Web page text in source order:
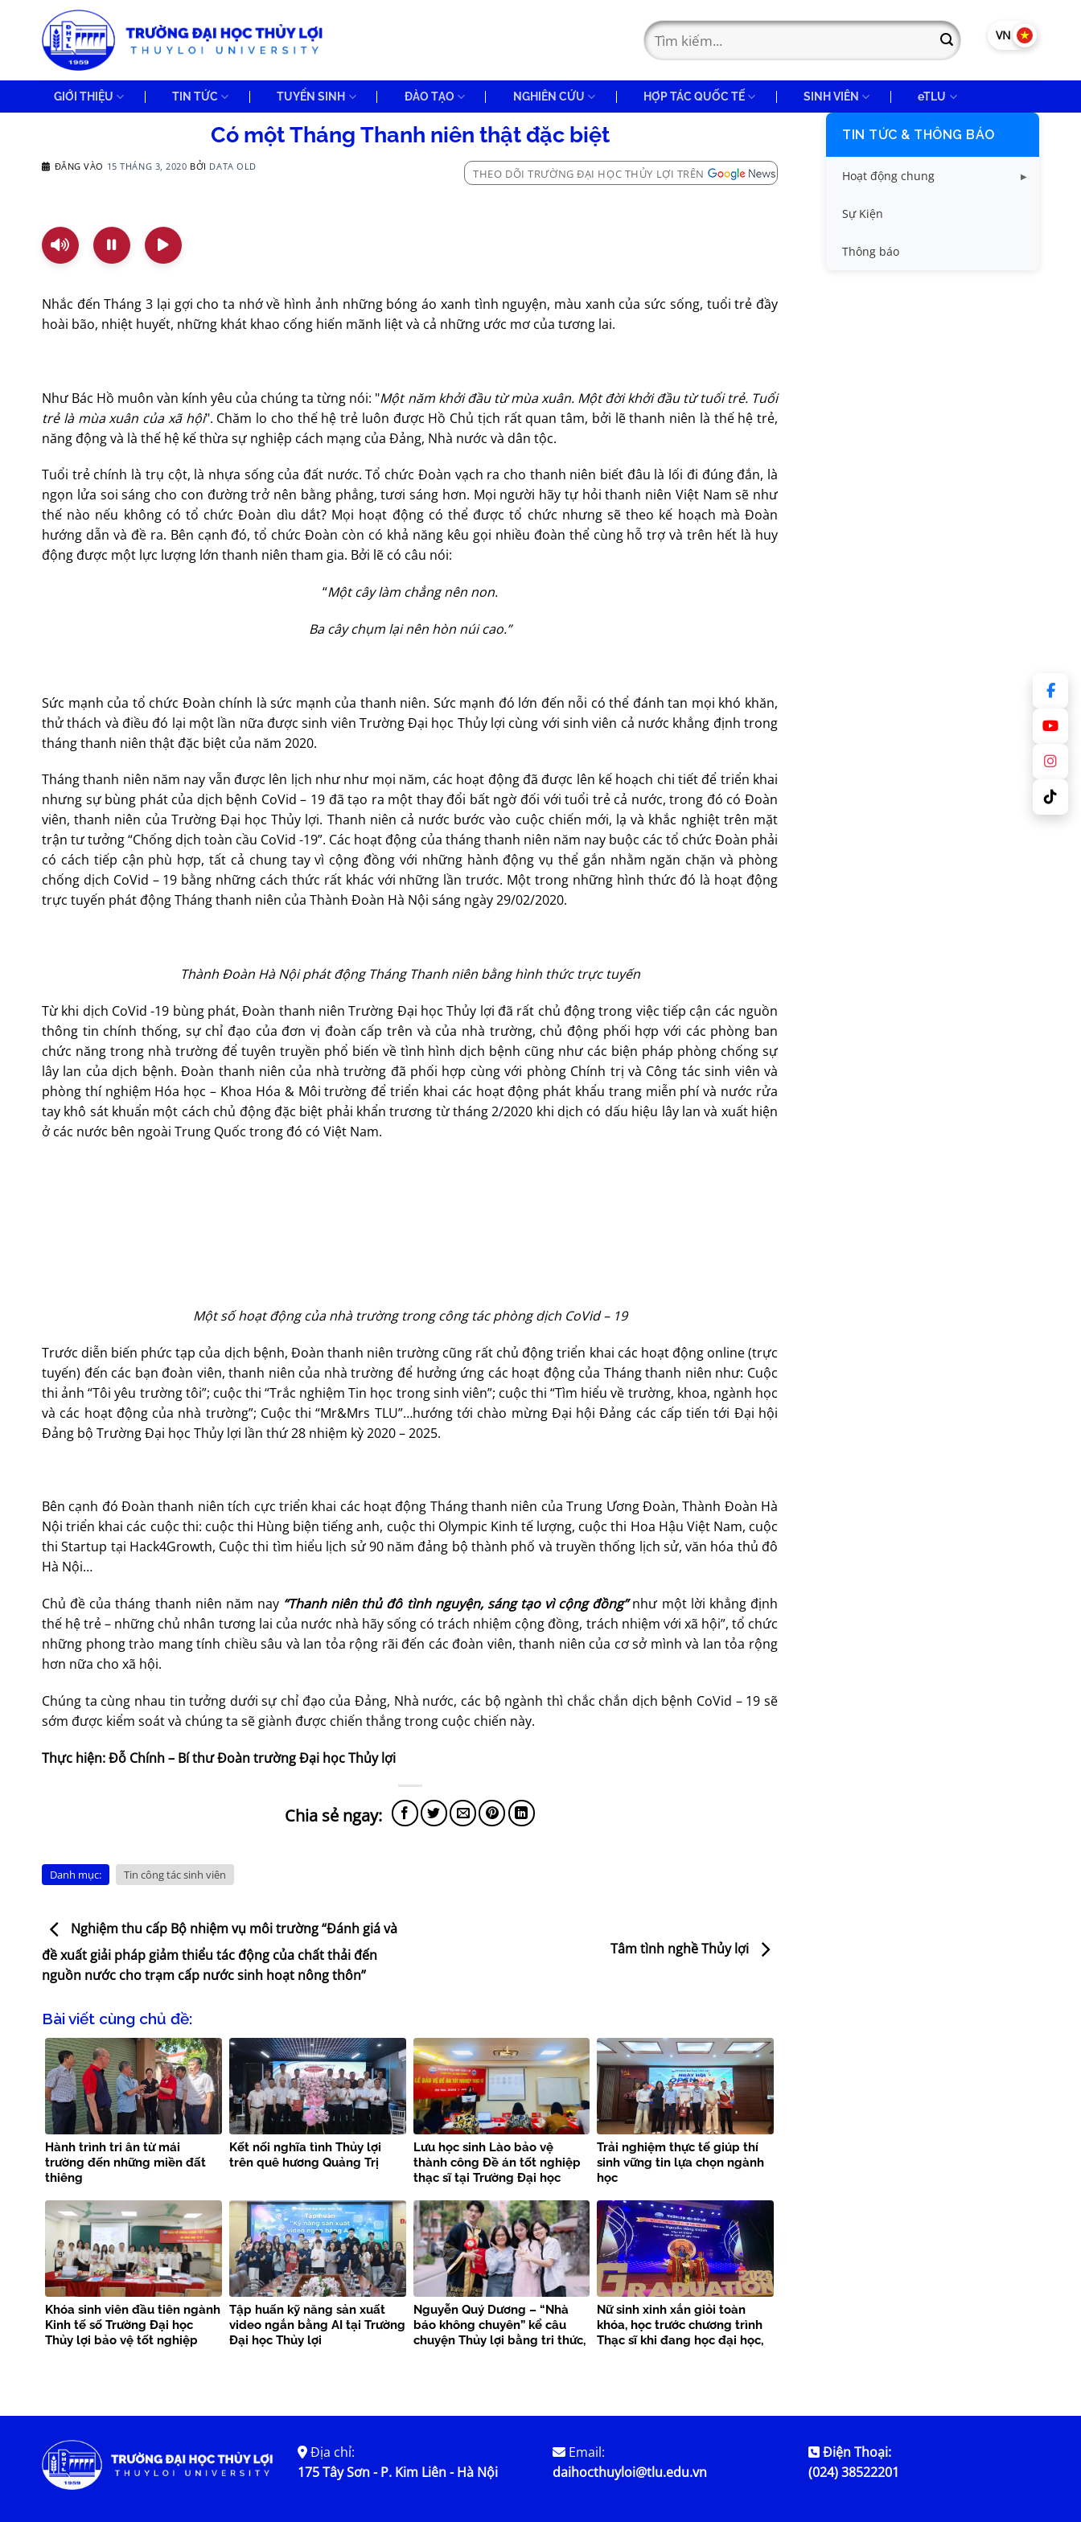
VN EN
GIỚI THIỆU TIN TỨC TUYỂN SINH ĐÀO TẠO NGHIÊN CỨU HỢP TÁC QUỐC TẾ SINH VIÊN eTLU
Có một Tháng Thanh niên thật đặc biệt
ĐĂNG VÀO 15 THÁNG 3, 2020 BỞI DATA OLD
THEO DÕI TRƯỜNG ĐẠI HỌC THỦY LỢI TRÊN
Nhắc đến Tháng 3 lại gợi cho ta nhớ về hình ảnh những bóng áo xanh tình nguyện, màu xanh của sức sống, tuổi trẻ đầy
hoài bão, nhiệt huyết, những khát khao cống hiến mãnh liệt và cả những ước mơ của tương lai.
Như Bác Hồ muôn vàn kính yêu của chúng ta từng nói: "Một năm khởi đầu từ mùa xuân. Một đời khởi đầu từ tuổi trẻ. Tuổi
trẻ là mùa xuân của xã hội". Chăm lo cho thế hệ trẻ luôn được Hồ Chủ tịch rất quan tâm, bởi lẽ thanh niên là thế hệ trẻ,
năng động và là thế hệ kế thừa sự nghiệp cách mạng của Đảng, Nhà nước và dân tộc.
Tuổi trẻ chính là trụ cột, là nhựa sống của đất nước. Tổ chức Đoàn vạch ra cho thanh niên biết đâu là lối đi đúng đắn, là
ngọn lửa soi sáng cho con đường trở nên bằng phẳng, tươi sáng hơn. Mọi người hãy tự hỏi thanh niên Việt Nam sẽ như
thế nào nếu không có tổ chức Đoàn dìu dắt? Mọi hoạt động có thể được tổ chức nhưng sẽ theo kế hoạch mà Đoàn
hướng dẫn và đề ra. Bên cạnh đó, tổ chức Đoàn còn có khả năng kêu gọi nhiều đoàn thể cùng hỗ trợ và trên hết là huy
động được một lực lượng lớn thanh niên tham gia. Bởi lẽ có câu nói:
“Một cây làm chẳng nên non.
Ba cây chụm lại nên hòn núi cao.”
Sức mạnh của tổ chức Đoàn chính là sức mạnh của thanh niên. Sức mạnh đó lớn đến nỗi có thể đánh tan mọi khó khăn,
thử thách và điều đó lại một lần nữa được sinh viên Trường Đại học Thủy lợi cùng với sinh viên cả nước khẳng định trong
tháng thanh niên thật đặc biệt của năm 2020.
Tháng thanh niên năm nay vẫn được lên lịch như như mọi năm, các hoạt động đã được lên kế hoạch chi tiết để triển khai
nhưng sự bùng phát của dịch bệnh CoVid – 19 đã tạo ra một thay đổi bất ngờ đối với tuổi trẻ cả nước, trong đó có Đoàn
viên, thanh niên của Trường Đại học Thủy lợi. Thanh niên cả nước bước vào cuộc chiến mới, lạ và khắc nghiệt trên mặt
trận tư tưởng “Chống dịch toàn cầu CoVid -19”. Các hoạt động của tháng thanh niên năm nay buộc các tổ chức Đoàn phải
có cách tiếp cận phù hợp, tất cả chung tay vì cộng đồng với những hành động vụ thể gắn nhằm ngăn chặn và phòng
chống dịch CoVid – 19 bằng những cách thức rất khác với những lần trước. Một trong những hình thức đó là hoạt động
trực tuyến phát động Tháng thanh niên của Thành Đoàn Hà Nội sáng ngày 29/02/2020.
Thành Đoàn Hà Nội phát động Tháng Thanh niên bằng hình thức trực tuyến
Từ khi dịch CoVid -19 bùng phát, Đoàn thanh niên Trường Đại học Thủy lợi đã rất chủ động trong việc tiếp cận các nguồn
thông tin chính thống, sự chỉ đạo của đơn vị đoàn cấp trên và của nhà trường, chủ động phối hợp với các phòng ban
chức năng trong nhà trường để tuyên truyền phổ biến về tình hình dịch bệnh cũng như các biện pháp phòng chống sự
lây lan của dịch bệnh. Đoàn thanh niên của nhà trường đã phối hợp cùng với phòng Chính trị và Công tác sinh viên và
phòng thí nghiệm Hóa học – Khoa Hóa & Môi trường để triển khai các hoạt động phát khẩu trang miễn phí và nước rửa
tay khô sát khuẩn một cách chủ động đặc biệt phải khẩn trương từ tháng 2/2020 khi dịch có dấu hiệu lây lan và xuất hiện
ở các nước bên ngoài Trung Quốc trong đó có Việt Nam.
Một số hoạt động của nhà trường trong công tác phòng dịch CoVid – 19
Trước diễn biến phức tạp của dịch bệnh, Đoàn thanh niên trường cũng rất chủ động triển khai các hoạt động online (trực
tuyến) đến các bạn đoàn viên, thanh niên của nhà trường để hưởng ứng các hoạt động của Tháng thanh niên như: Cuộc
thi ảnh “Tôi yêu trường tôi”; cuộc thi “Trắc nghiệm Tin học trong sinh viên”; cuộc thi “Tìm hiểu về trường, khoa, ngành học
và các hoạt động của nhà trường”; Cuộc thi “Mr&Mrs TLU”…hướng tới chào mừng Đại hội Đảng các cấp tiến tới Đại hội
Đảng bộ Trường Đại học Thủy lợi lần thứ 28 nhiệm kỳ 2020 – 2025.
Bên cạnh đó Đoàn thanh niên tích cực triển khai các hoạt động Tháng thanh niên của Trung Ương Đoàn, Thành Đoàn Hà
Nội triển khai các cuộc thi: cuộc thi Hùng biện tiếng anh, cuộc thi Olympic Kinh tế lượng, cuộc thi Hoa Hậu Việt Nam, cuộc
thi Startup tại Hack4Growth, Cuộc thi tìm hiểu lịch sử 90 năm đảng bộ thành phố và truyền thống lịch sử, văn hóa thủ đô
Hà Nội…
Chủ đề của tháng thanh niên năm nay “Thanh niên thủ đô tình nguyện, sáng tạo vì cộng đồng”như một lời khẳng định
thế hệ trẻ – những chủ nhân tương lai của nước nhà hãy sống có trách nhiệm cộng đồng, trách nhiệm với xã hội”, tổ chức
những phong trào mang tính chiều sâu và lan tỏa rộng rãi đến các đoàn viên, thanh niên của cơ sở mình và lan tỏa rộng
hơn nữa cho xã hội.
Chúng ta cùng nhau tin tưởng dưới sự chỉ đạo của Đảng, Nhà nước, các bộ ngành thì chắc chắn dịch bệnh CoVid – 19 sẽ
sớm được kiểm soát và chúng ta sẽ giành được chiến thắng trong cuộc chiến này.
Thực hiện: Đỗ Chính – Bí thư Đoàn trường Đại học Thủy lợi
Danh mục: Tin công tác sinh viên
Nghiệm thu cấp Bộ nhiệm vụ môi trường “Đánh giá và
đề xuất giải pháp giảm thiểu tác động của chất thải đến
nguồn nước cho trạm cấp nước sinh hoạt nông thôn”
Tâm tình nghề Thủy lợi
Bài viết cùng chủ đề:
Hành trình tri ân từ mái
trường đến những miền đất
thiêng
Kết nối nghĩa tình Thủy lợi
trên quê hương Quảng Trị
Lưu học sinh Lào bảo vệ
thành công Đề án tốt nghiệp
thạc sĩ tại Trường Đại học
Trải nghiệm thực tế giúp thí
sinh vững tin lựa chọn ngành
học
Khóa sinh viên đầu tiên ngành
Kinh tế số Trường Đại học
Thủy lợi bảo vệ tốt nghiệp
Tập huấn kỹ năng sản xuất
video ngắn bằng AI tại Trường
Đại học Thủy lợi
Nguyễn Quý Dương – “Nhà
báo không chuyên” kể câu
chuyện Thủy lợi bằng tri thức,
Nữ sinh xinh xắn giỏi toàn
khóa, học trước chương trình
Thạc sĩ khi đang học đại học,
TIN TỨC & THÔNG BÁO
Hoạt động chung
Tin công tác sinh viên
Tin đào tạo
Sự Kiện
Thông báo
Địa chỉ:
175 Tây Sơn - P. Kim Liên - Hà Nội
Email:
daihocthuyloi@tlu.edu.vn
Điện Thoại:
(024) 38522201